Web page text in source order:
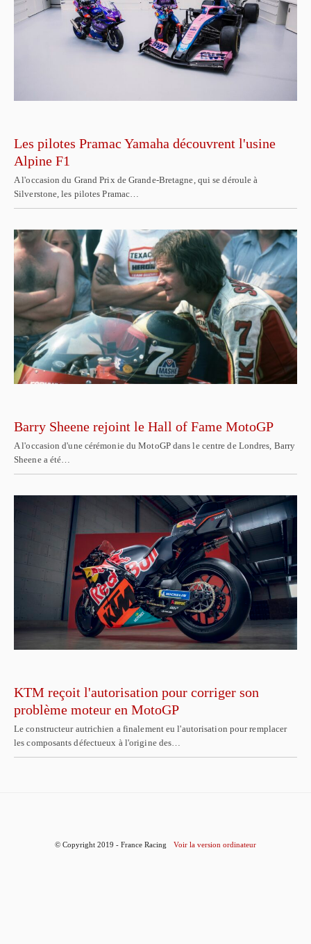
Les pilotes Pramac Yamaha découvrent l'usine
Alpine F1
A l'occasion du Grand Prix de Grande-Bretagne, qui se déroule à
Silverstone, les pilotes Pramac…
Barry Sheene rejoint le Hall of Fame MotoGP
A l'occasion d'une cérémonie du MotoGP dans le centre de Londres, Barry
Sheene a été…
KTM reçoit l'autorisation pour corriger son
problème moteur en MotoGP
Le constructeur autrichien a finalement eu l'autorisation pour remplacer
les composants défectueux à l'origine des…
© Copyright 2019 - France Racing Voir la version ordinateur